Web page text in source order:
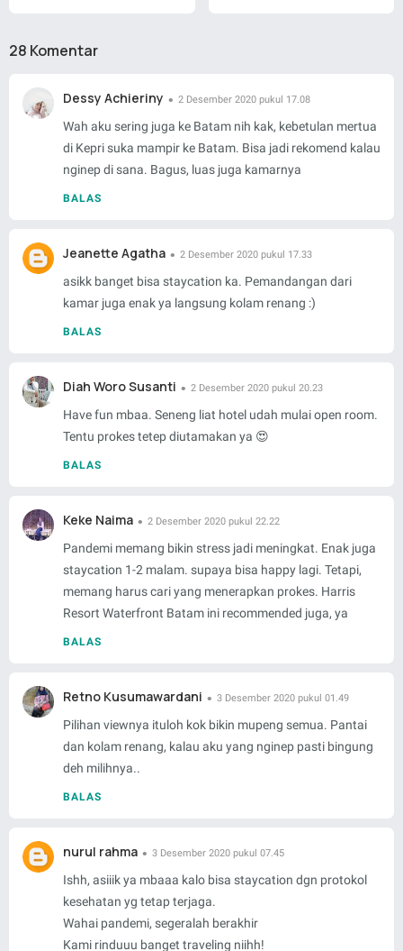
28 Komentar
Dessy Achieriny 2 Desember 2020 pukul 17.08
Wah aku sering juga ke Batam nih kak, kebetulan mertua
di Kepri suka mampir ke Batam. Bisa jadi rekomend kalau
nginep di sana. Bagus, luas juga kamarnya
BALAS
Jeanette Agatha 2 Desember 2020 pukul 17.33
asikk banget bisa staycation ka. Pemandangan dari
kamar juga enak ya langsung kolam renang :)
BALAS
Diah Woro Susanti 2 Desember 2020 pukul 20.23
Have fun mbaa. Seneng liat hotel udah mulai open room.
Tentu prokes tetep diutamakan ya 😍
BALAS
Keke Naima 2 Desember 2020 pukul 22.22
Pandemi memang bikin stress jadi meningkat. Enak juga
staycation 1-2 malam. supaya bisa happy lagi. Tetapi,
memang harus cari yang menerapkan prokes. Harris
Resort Waterfront Batam ini recommended juga, ya
BALAS
Retno Kusumawardani 3 Desember 2020 pukul 01.49
Pilihan viewnya ituloh kok bikin mupeng semua. Pantai
dan kolam renang, kalau aku yang nginep pasti bingung
deh milihnya..
BALAS
nurul rahma 3 Desember 2020 pukul 07.45
Ishh, asiiik ya mbaaa kalo bisa staycation dgn protokol
kesehatan yg tetap terjaga.
Wahai pandemi, segeralah berakhir
Kami rinduuu banget traveling niihh!